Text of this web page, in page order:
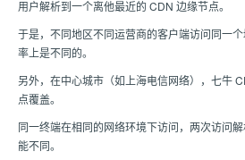
用户解析到一个离他最近的 CDN 边缘节点。
于是，不同地区不同运营商的客户端访问同一
率上是不同的。
另外，在中心城市（如上海电信网络），七牛
点覆盖。
同一终端在相同的网络环境下访问，两次访问
能不同。